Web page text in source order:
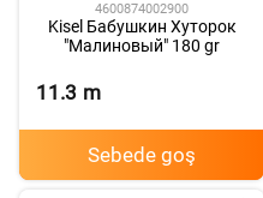
4600874002900
Kisel Бабушкин Хуторок
"Малиновый" 180 gr
11.3 m
Sebede goş